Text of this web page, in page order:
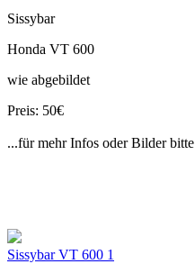
Sissybar
Honda VT 600
wie abgebildet
Preis: 50€
...für mehr Infos oder Bilder bitte
Sissybar VT 600 1